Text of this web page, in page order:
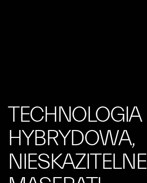
TECHNOLOGIA
HYBRYDOWA,
NIESKAZITELNE